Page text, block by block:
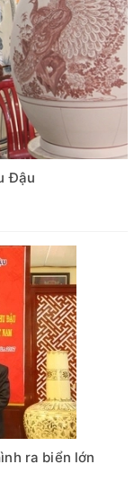
Đậu
ra biển lớn